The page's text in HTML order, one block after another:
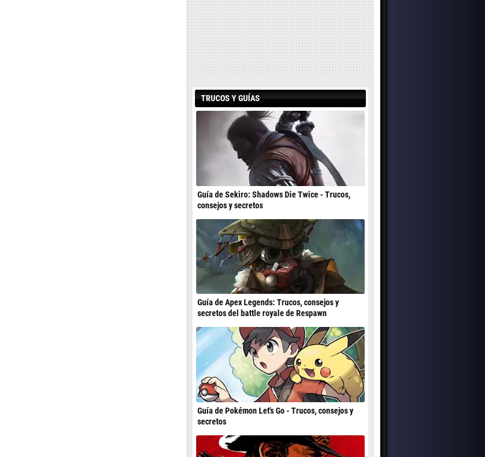
TRUCOS Y GUÍAS
Guía de Sekiro: Shadows Die Twice - Trucos,
consejos y secretos
Guía de Apex Legends: Trucos, consejos y
secretos del battle royale de Respawn
Guía de Pokémon Let's Go - Trucos, consejos y
secretos